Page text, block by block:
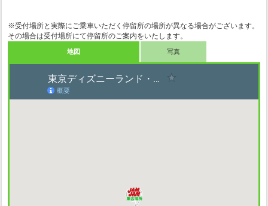
※受付場所と実際にご乗車いただく停留所の場所が異なる場合がございます。
その場合は受付場所にて停留所のご案内をいたします。
地図 写真